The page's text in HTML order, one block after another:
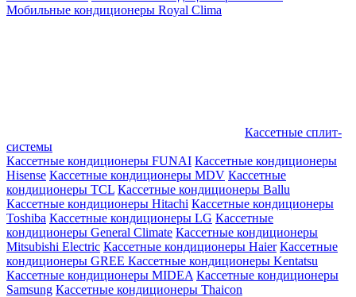
Мобильные кондиционеры Royal Clima
Кассетные сплит-
системы
Кассетные кондиционеры FUNAI Кассетные кондиционеры
Hisense Кассетные кондиционеры MDV Кассетные
кондиционеры TCL Кассетные кондиционеры Ballu
Кассетные кондиционеры Hitachi Кассетные кондиционеры
Toshiba Кассетные кондиционеры LG Кассетные
кондиционеры General Climate Кассетные кондиционеры
Mitsubishi Electric Кассетные кондиционеры Haier Кассетные
кондиционеры GREE Кассетные кондиционеры Kentatsu
Кассетные кондиционеры MIDEA Кассетные кондиционеры
Samsung Кассетные кондиционеры Thaicon